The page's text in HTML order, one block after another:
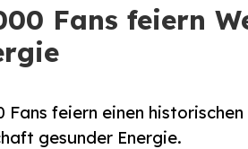
Fans feiern
Fans feiern einen
gesunder Energie.